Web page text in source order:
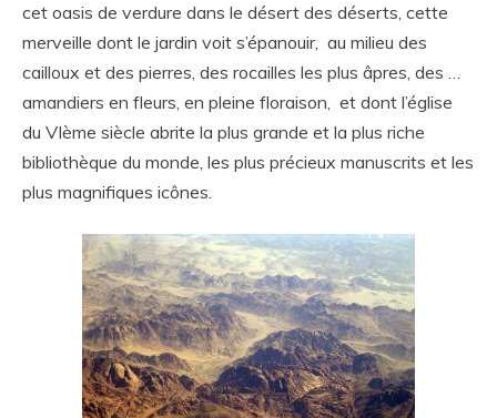
cet oasis de verdure dans le désert des déserts, cette
merveille dont le jardin voit s’épanouir, au milieu des
cailloux et des pierres, des rocailles les plus âpres, des …
amandiers en fleurs, en pleine floraison, et dont l’église
du VIème siècle abrite la plus grande et la plus riche
bibliothèque du monde, les plus précieux manuscrits et les
plus magnifiques icônes.